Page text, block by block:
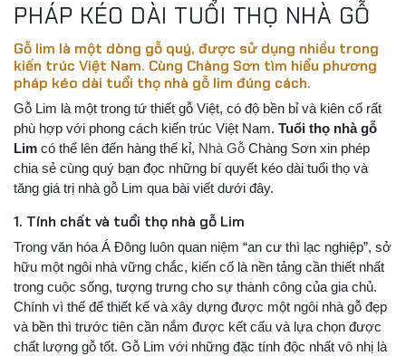
PHÁP KÉO DÀI TUỔI THỌ NHÀ GỖ
Gỗ lim là một dòng gỗ quý, được sử dụng nhiều trong
kiến trúc Việt Nam. Cùng Chàng Sơn tìm hiểu phương
pháp kéo dài tuổi thọ nhà gỗ lim đúng cách.
Gỗ Lim là một trong tứ thiết gỗ Việt, có độ bền bỉ và kiên cố rất
phù hợp với phong cách kiến trúc Việt Nam. Tuổi thọ nhà gỗ
Lim có thể lên đến hàng thế kỉ, Nhà Gỗ Chàng Sơn xin phép
chia sẻ cùng quý bạn đọc những bí quyết kéo dài tuổi thọ và
tăng giá trị nhà gỗ Lim qua bài viết dưới đây.
1. Tính chất và tuổi thọ nhà gỗ Lim
Trong văn hóa Á Đông luôn quan niệm “an cư thì lạc nghiệp”, sở
hữu một ngôi nhà vững chắc, kiến cố là nền tảng cần thiết nhất
trong cuộc sống, tượng trưng cho sự thành công của gia chủ.
Chính vì thế để thiết kế và xây dựng được một ngôi nhà gỗ đẹp
và bền thì trước tiên cần nắm được kết cấu và lựa chọn được
chất lượng gỗ tốt. Gỗ Lim với những đặc tính độc nhất vô nhị là